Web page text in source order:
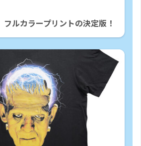
フルカラープリントの決定版！